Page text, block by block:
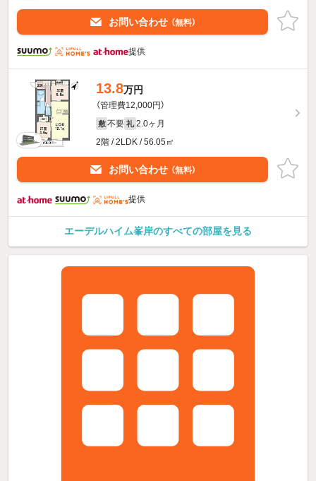
お問い合わせ （無料）
提供
13.8万円
（管理費12,000円）
敷 不要 礼 2.0ヶ月
2階 / 2LDK / 56.05㎡
お問い合わせ （無料）
提供
エーデルハイム峯岸のすべての部屋を見る